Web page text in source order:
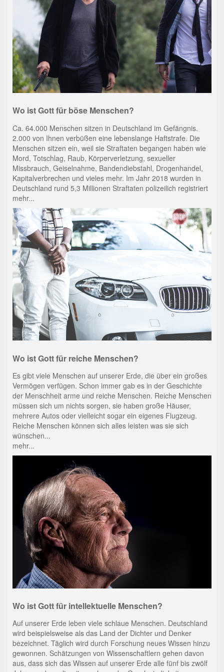
Wo ist Gott für böse Menschen?
Ca. 64.000 Menschen sitzen in Deutschland im Gefängnis.
2.000 von Ihnen verbüßen eine lebenslange Haftstrafe. Die
Menschen sitzen ein, weil sie Straftaten begangen haben wie
Mord, Totschlag, Raub, Körperverletzung, sexueller
Missbrauch, Geiselnahme, Bandendiebstahl, Drogenhandel,
Kapitalverbrechen und vieles mehr. Im Jahr 2018 wurden in
Deutschland rund 5,3 Millionen Straftaten polizeilich registriert
mehr...
Wo ist Gott für reiche Menschen?
Es gibt viele Menschen auf unserer Erde, die über ein großes
Vermögen verfügen. Schon immer gab es in der Geschichte
der Menschheit arme und reiche Menschen. Reiche Menschen
müssen sich um nichts sorgen, sie haben große Häuser,
mehrere Autos oder vielleicht sogar ein eigenes Flugzeug.
Reiche Menschen können sich alles leisten was sie sich
wünschen...
mehr...
Wo ist Gott für intellektuelle Menschen?
Auf unserer Erde leben viele schlaue Menschen. Deutschland
wird beispielsweise als das Land der Dichter und Denker
bezeichnet. Täglich wird durch Forschung neues Wissen hinzu
gewonnen. Schätzungen von Wissenschaftlern gehen davon
aus, dass sich das Wissen auf unserer Erde alle fünf bis zwölf